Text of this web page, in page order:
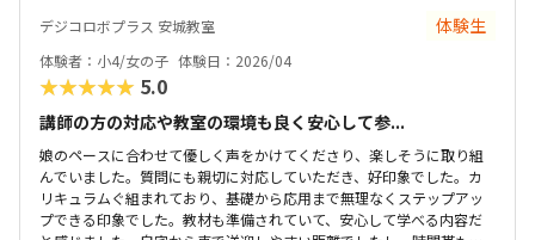
デジコロボプラス 安城教室 体験生
体験者：小4/女の子 体験日：2026/04
★★★★★ 5.0
講師の方の対応や教室の環境も良く安心して参...
娘のペースに合わせて優しく声をかけてくださり、楽しそうに取り組
んでいました。質問にも親切に対応していただき、好印象でした。カ
リキュラムぐ組まれており、基礎から応用まで無理なくステップアッ
プできる印象でした。教材も準備されていて、安心して学べる内容だ